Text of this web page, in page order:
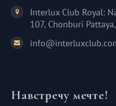
Interlux Club Royal:
107, Chonburi
Навстречу мечте!